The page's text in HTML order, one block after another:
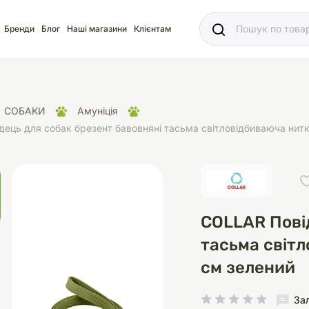
Здоров'я
Туалети та аксесуари
Наповнювачі
для кліток Здоров'я
Здоров'я
акваріума
Бренди Блог Наші магазини Клієнтам
СОБАКИ
Амуніція
для собак брезент бавовняні тасьма світловідбиваюча
COLLAR
тасьма
см зелений